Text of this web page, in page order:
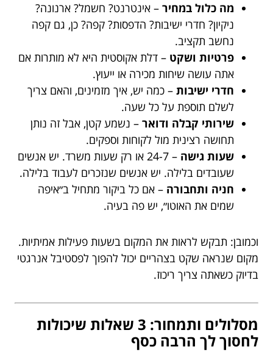
מה כלול במחיר – אינטרנט? חשמל? ארנונה?
ניקיון? חדרי ישיבות? הדפסות? קפה? כן, גם קפה
נחשב תקציב.
פרטיות ושקט – דלת אקוסטית היא לא מותרות אם
אתה עושה שיחות מכירה או ייעוץ.
חדרי ישיבות – כמה יש, איך מזמינים, והאם צריך
לשלם תוספת על כל שעה.
שירותי קבלה ודואר – נשמע קטן, אבל זה נותן
תחושה רצינית מול לקוחות וספקים.
שעות גישה
– 24-7 או רק שעות משרד. יש אנשים
שעובדים בלילה. יש אנשים שנזכרים לעבוד בלילה.
חניה ותחבורה – אם כל ביקור מתחיל ב״איפה
שמים את האוטו״, יש פה בעיה.
וכמובן: תבקש לראות את המקום בשעות פעילות אמיתיות.
מקום שנראה שקט בצהריים יכול להפוך לפסטיבל אנרגטי
בדיוק כשאתה צריך ריכוז.
מסלולים ותמחור: 3 שאלות שיכולות
לחסוך לך הרבה כסף